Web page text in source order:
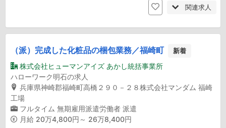
関連求人
（派）完成した化粧品の梱包業務／福崎町 新着
株式会社ヒューマンアイズ あかし統括事業所
ハローワーク明石の求人
兵庫県神崎郡福崎町高橋２９０－２８株式会社マンダム 福崎
工場
フルタイム 無期雇用派遣労働者 派遣
月給 20万4,800円～ 26万8,400円